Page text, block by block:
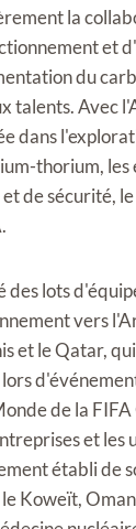
la
et
du
talents. Avec
dans
thorium, les
de sécurité,
des lots
vers
et le Qatar,
de la
et les
établi de
Koweït,